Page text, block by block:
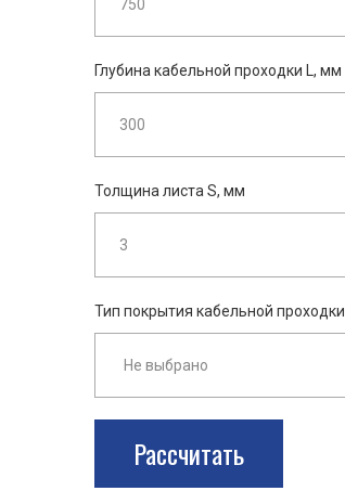
Глубина кабельной проходки L, мм
Толщина листа S, мм
Тип покрытия кабельной проходки
Рассчитать